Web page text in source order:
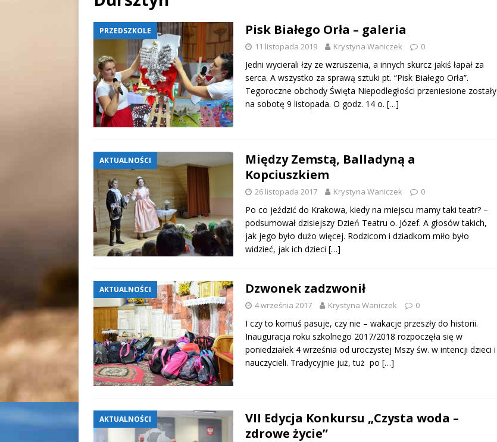
[ 2 sierpnia 2026 ] Odpust Porcjunkuli. Uczciliśmy Matkę Bożą Anielską
WYDARZENIA
[ 5 sierpnia 2026 ]
Dursztynianki z pierwszym miejscem na Festiwalu
Folkloru Górali Polskich
ZESPÓŁ REGIONALNY "HONAJ"
PRZEDSZKOLE Pisk Białego Orła – galeria
11 listopada 2019 Krystyna Waniczek 0
Jedni wycierali łzy ze wzruszenia, a innych skurcz jakiś łapał za
serca. A wszystko za sprawą sztuki pt. “Pisk Białego Orła”.
Tegoroczne obchody Święta Niepodległości przeniesione zostały
na sobotę 9 listopada. O godz. 14 o. […]
AKTUALNOŚCI
Między Zemstą, Balladyną a
Kopciuszkiem
26 listopada 2017 Krystyna Waniczek 0
Po co jeździć do Krakowa, kiedy na miejscu mamy taki teatr? –
podsumował dzisiejszy Dzień Teatru o. Józef. A głosów takich,
jak jego było dużo więcej. Rodzicom i dziadkom miło było
widzieć, jak ich dzieci […]
AKTUALNOŚCI Dzwonek zadzwonił
4 września 2017 Krystyna Waniczek 0
I czy to komuś pasuje, czy nie – wakacje przeszły do historii.
Inauguracja roku szkolnego 2017/2018 rozpoczęła się w
poniedziałek 4 września od uroczystej Mszy św. w intencji dzieci i
nauczycieli. Tradycyjnie już, tuż po […]
AKTUALNOŚCI
VII Edycja Konkursu „Czysta woda –
zdrowe życie”